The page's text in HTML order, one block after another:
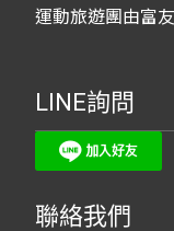
運動旅遊團由富
LINE詢問
聯絡我們